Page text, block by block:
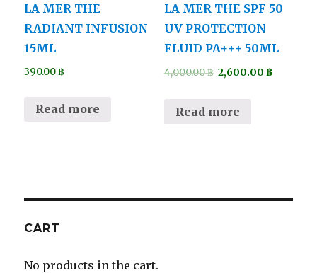
LA MER THE
RADIANT INFUSION
15ML
390.00฿
Read more
LA MER THE SPF 50
UV PROTECTION
FLUID PA+++ 50ML
4,000.00฿ 2,600.00฿
Read more
CART
No products in the cart.